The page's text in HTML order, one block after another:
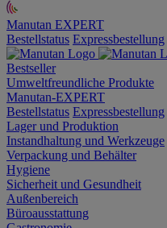
Manutan EXPERT
Bestellstatus Expressbestellung
Bestseller
Umweltfreundliche Produkte
Manutan-EXPERT
Bestellstatus Expressbestellung
Lager und Produktion
Instandhaltung und Werkzeuge
Verpackung und Behälter
Hygiene
Sicherheit und Gesundheit
Außenbereich
Büroausstattung